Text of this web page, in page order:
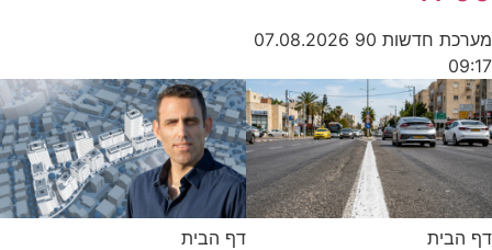
חדשות 90 07.08.2026
דף הבית